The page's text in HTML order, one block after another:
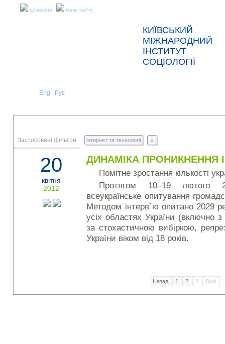
домашня мапа сайту
КИЇВСЬКИЙ
МІЖНАРОДНИЙ
ІНСТИТУТ
СОЦІОЛОГІЇ
Eng Рус
Застосовані фільтри: інтернет та технології x
20
квітня
2012
ДИНАМІКА ПРОНИКНЕННЯ
Помітне зростання кількості
Протягом 10–19 лютого
всеукраїнське опитування
Методом інтерв`ю опитано 2029
усіх областях України (включно
за стохастичною вибіркою,
України віком від 18 років.
Назад 1 2 3 Далі